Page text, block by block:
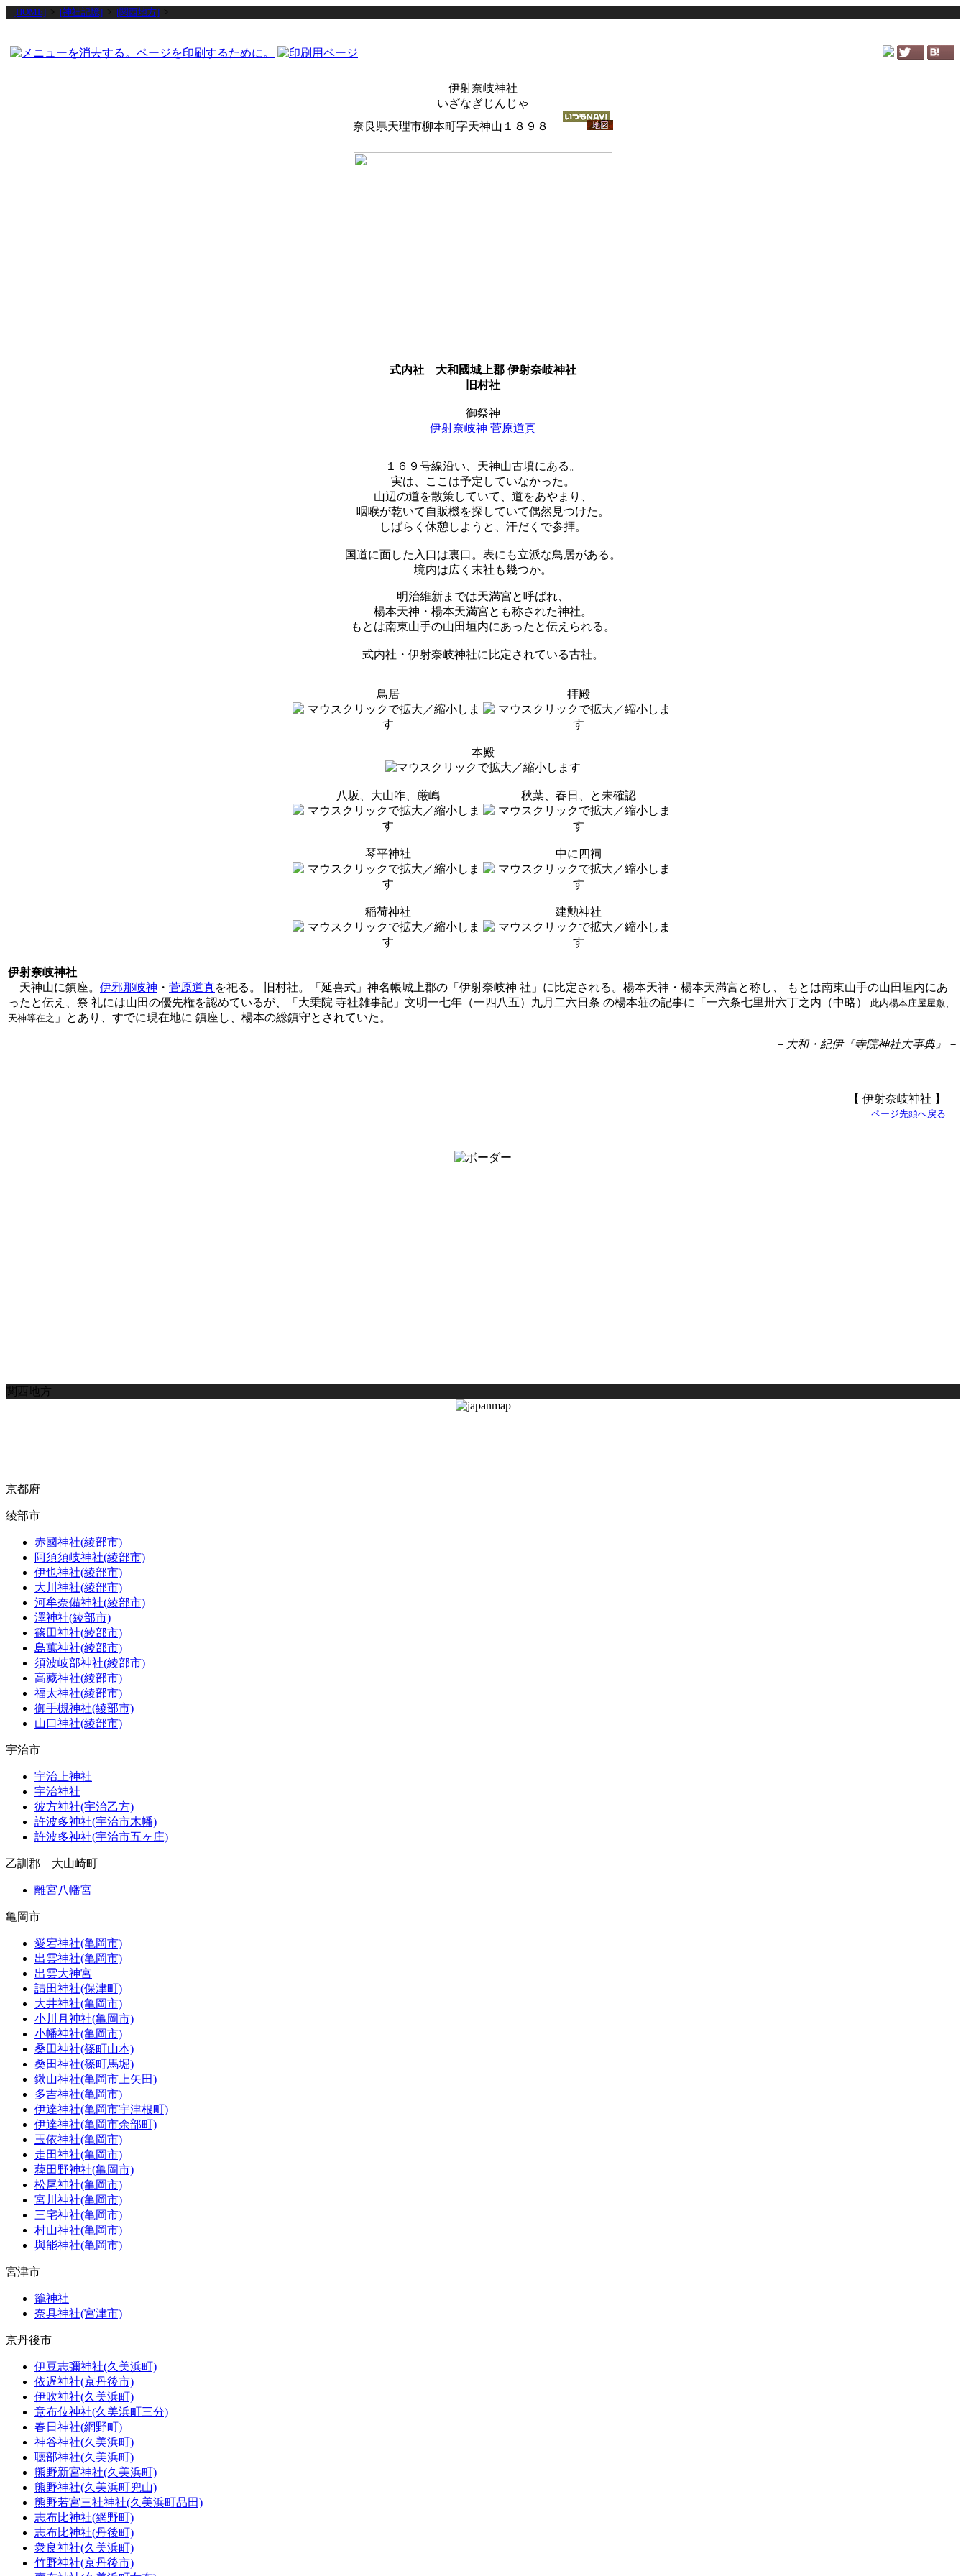
[HOME] [神社記憶] [関西地方]
伊射奈岐神社
いざなぎじんじゃ
奈良県天理市柳本町字天神山１８９８
式内社
大和國城上郡 伊射奈岐神社
旧村社
御祭神
伊射奈岐神 菅原道真
１６９号線沿い、天神山古墳にある。
実は、ここは予定していなかった。
山辺の道を散策していて、道をあやまり、
咽喉が乾いて自販機を探していて偶然見つけた。
しばらく休憩しようと、汗だくで参拝。
国道に面した入口は裏口。表にも立派な鳥居がある。
境内は広く末社も幾つか。
明治維新までは天満宮と呼ばれ、
楊本天神・楊本天満宮とも称された神社。
もとは南東山手の山田垣内にあったと伝えられる。
式内社・伊射奈岐神社に比定されている古社。
鳥居 拝殿
本殿
八坂、大山咋、厳嶋 秋葉、春日、と未確認
琴平神社 中に四祠
稲荷神社 建勲神社
伊射奈岐神社
天神山に鎮座。 伊邪那岐神 ・ 菅原道真を祀る。 旧村社。「延喜式」神名帳城上郡の「伊射奈岐神 社」に比定される。楊本天神・楊本天満宮と称し、 もとは南東山手の山田垣内にあ
ったと伝え、祭 礼には山田の優先権を認めているが、「大乗院 寺社雑事記」文明一七年（一四八五）九月二六日条 の楊本荘の記事に「一六条七里卅六丁之内（中略）
此内楊本庄屋屋敷、
天神等在之 」とあり、すでに現在地に 鎮座し、楊本の総鎮守とされていた。
－大和・紀伊『寺院神社大事典』－
【 伊射奈岐神社 】
ページ先頭へ戻る
関西地方
京都府
綾部市
赤國神社(綾部市)
阿須須岐神社(綾部市)
伊也神社(綾部市)
大川神社(綾部市)
河牟奈備神社(綾部市)
澤神社(綾部市)
篠田神社(綾部市)
島萬神社(綾部市)
須波岐部神社(綾部市)
高藏神社(綾部市)
福太神社(綾部市)
御手槻神社(綾部市)
山口神社(綾部市)
宇治市
宇治上神社
宇治神社
彼方神社(宇治乙方)
許波多神社(宇治市木幡)
許波多神社(宇治市五ヶ庄)
乙訓郡 大山崎町
離宮八幡宮
亀岡市
愛宕神社(亀岡市)
出雲神社(亀岡市)
出雲大神宮
請田神社(保津町)
大井神社(亀岡市)
小川月神社(亀岡市)
小幡神社(亀岡市)
桑田神社(篠町山本)
桑田神社(篠町馬堀)
鍬山神社(亀岡市上矢田)
多吉神社(亀岡市)
伊達神社(亀岡市宇津根町)
伊達神社(亀岡市余部町)
玉依神社(亀岡市)
走田神社(亀岡市)
薭田野神社(亀岡市)
松尾神社(亀岡市)
宮川神社(亀岡市)
三宅神社(亀岡市)
村山神社(亀岡市)
與能神社(亀岡市)
宮津市
籠神社
奈具神社(宮津市)
京丹後市
伊豆志彌神社(久美浜町)
依遅神社(京丹後市)
伊吹神社(久美浜町)
意布伎神社(久美浜町三分)
春日神社(網野町)
神谷神社(久美浜町)
聴部神社(久美浜町)
熊野新宮神社(久美浜町)
熊野神社(久美浜町兜山)
熊野若宮三社神社(久美浜町品田)
志布比神社(網野町)
志布比神社(丹後町)
衆良神社(久美浜町)
竹野神社(京丹後市)